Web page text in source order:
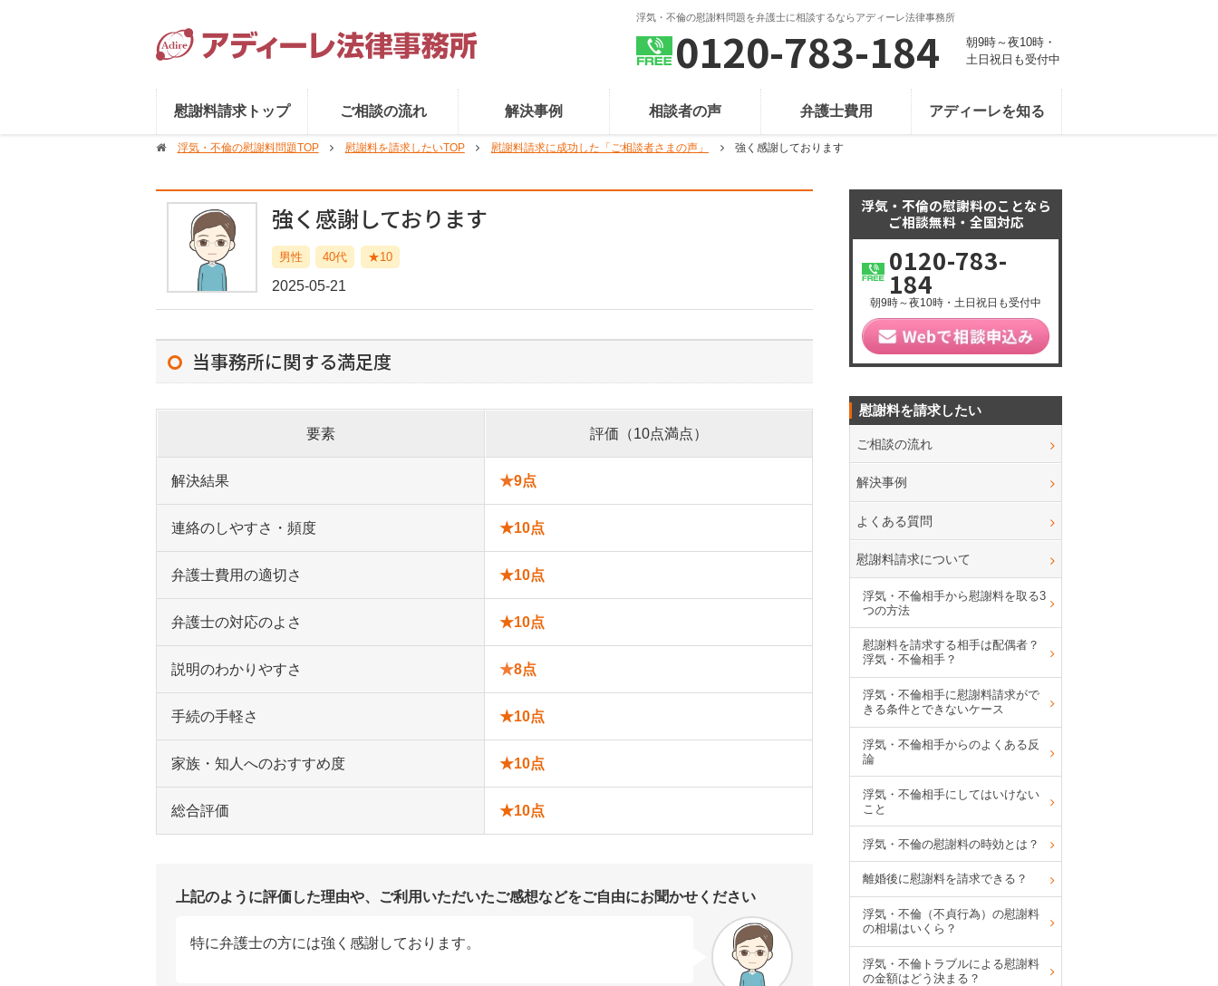
浮気・不倫の慰謝料問題を弁護士に相談するならアディーレ法律事務所
0120-783-184
朝9時～夜10時・
土日祝日も受付中
慰謝料請求トップ ご相談の流れ 解決事例 相談者の声 弁護士費用 アディーレを知る
浮気・不倫の慰謝料問題TOP 慰謝料を請求したいTOP 慰謝料請求に成功した「ご相談者さまの声」 強く感謝しております
強く感謝しております
男性 40代 ★10
2025-05-21
当事務所に関する満足度
要素 評価 （10点満点）
解決結果 ★9点
連絡のしやすさ・頻度 ★10点
弁護士費用の適切さ ★10点
弁護士の対応のよさ ★10点
説明のわかりやすさ ★8点
手続の手軽さ ★10点
家族・知人へのおすすめ度 ★10点
総合評価 ★10点
上記のように評価した理由や、ご利用いただいたご感想などをご自由にお聞かせください
特に弁護士の方には強く感謝しております。
浮気・不倫の慰謝料のことなら
ご相談無料・全国対応
0120-783-
184
朝9時～夜10時・土日祝日も受付中
慰謝料を請求したい
ご相談の流れ
解決事例
よくある質問
慰謝料請求について
浮気・不倫相手から慰謝料を取る3
つの方法
慰謝料を請求する相手は配偶者？
浮気・不倫相手？
浮気・不倫相手に慰謝料請求がで
きる条件とできないケース
浮気・不倫相手からのよくある反
論
浮気・不倫相手にしてはいけない
こと
浮気・不倫の慰謝料の時効とは？
離婚後に慰謝料を請求できる？
浮気・不倫（不貞行為）の慰謝料
の相場はいくら？
浮気・不倫トラブルによる慰謝料
の金額はどう決まる？